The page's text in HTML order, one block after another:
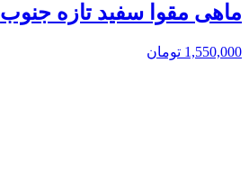
ماهی مقوا سفید تازه جنوب
1,550,000 تومان